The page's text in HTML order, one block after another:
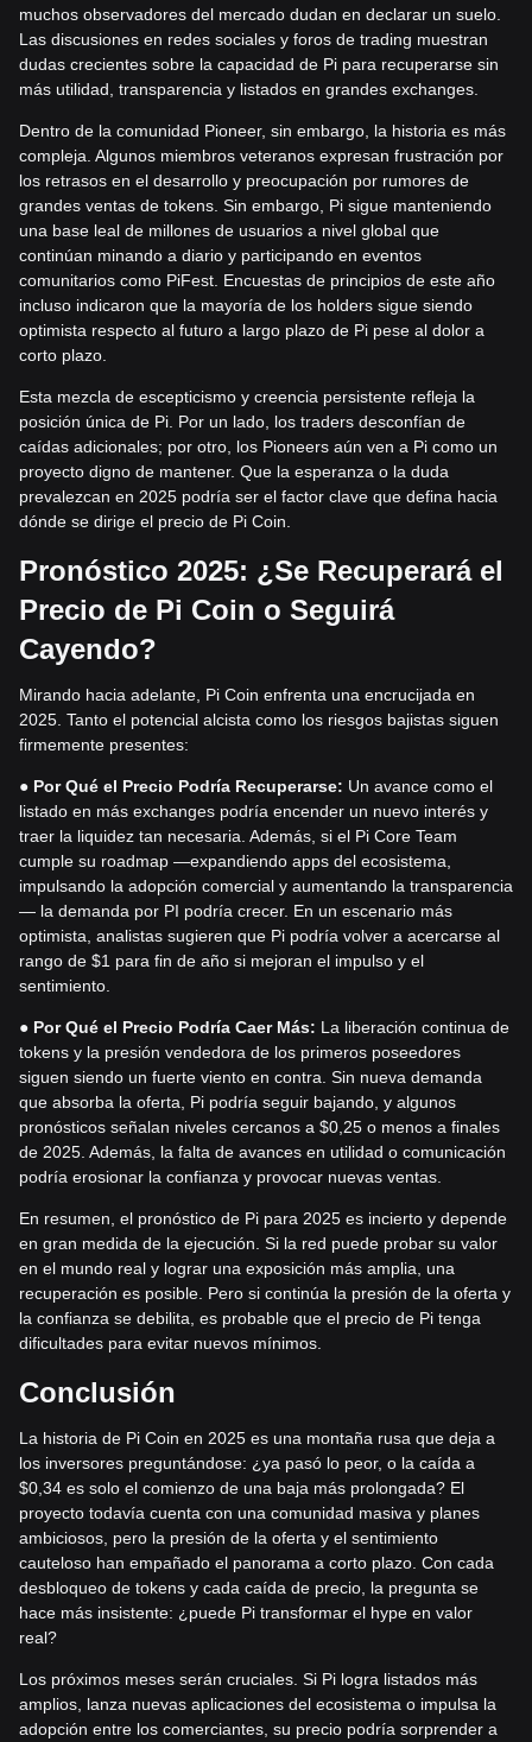
muchos observadores del mercado dudan en declarar un suelo.
Las discusiones en redes sociales y foros de trading muestran
dudas crecientes sobre la capacidad de Pi para recuperarse sin
más utilidad, transparencia y listados en grandes exchanges.
Dentro de la comunidad Pioneer, sin embargo, la historia es más
compleja. Algunos miembros veteranos expresan frustración por
los retrasos en el desarrollo y preocupación por rumores de
grandes ventas de tokens. Sin embargo, Pi sigue manteniendo
una base leal de millones de usuarios a nivel global que
continúan minando a diario y participando en eventos
comunitarios como PiFest. Encuestas de principios de este año
incluso indicaron que la mayoría de los holders sigue siendo
optimista respecto al futuro a largo plazo de Pi pese al dolor a
corto plazo.
Esta mezcla de escepticismo y creencia persistente refleja la
posición única de Pi. Por un lado, los traders desconfían de
caídas adicionales; por otro, los Pioneers aún ven a Pi como un
proyecto digno de mantener. Que la esperanza o la duda
prevalezcan en 2025 podría ser el factor clave que defina hacia
dónde se dirige el precio de Pi Coin.
Pronóstico 2025: ¿Se Recuperará el
Precio de Pi Coin o Seguirá
Cayendo?
Mirando hacia adelante, Pi Coin enfrenta una encrucijada en
2025. Tanto el potencial alcista como los riesgos bajistas siguen
firmemente presentes:
● Por Qué el Precio Podría Recuperarse: Un avance como el
listado en más exchanges podría encender un nuevo interés y
traer la liquidez tan necesaria. Además, si el Pi Core Team
cumple su roadmap —expandiendo apps del ecosistema,
impulsando la adopción comercial y aumentando la transparencia
— la demanda por PI podría crecer. En un escenario más
optimista, analistas sugieren que Pi podría volver a acercarse al
rango de $1 para fin de año si mejoran el impulso y el
sentimiento.
● Por Qué el Precio Podría Caer Más: La liberación continua de
tokens y la presión vendedora de los primeros poseedores
siguen siendo un fuerte viento en contra. Sin nueva demanda
que absorba la oferta, Pi podría seguir bajando, y algunos
pronósticos señalan niveles cercanos a $0,25 o menos a finales
de 2025. Además, la falta de avances en utilidad o comunicación
podría erosionar la confianza y provocar nuevas ventas.
En resumen, el pronóstico de Pi para 2025 es incierto y depende
en gran medida de la ejecución. Si la red puede probar su valor
en el mundo real y lograr una exposición más amplia, una
recuperación es posible. Pero si continúa la presión de la oferta y
la confianza se debilita, es probable que el precio de Pi tenga
dificultades para evitar nuevos mínimos.
Conclusión
La historia de Pi Coin en 2025 es una montaña rusa que deja a
los inversores preguntándose: ¿ya pasó lo peor, o la caída a
$0,34 es solo el comienzo de una baja más prolongada? El
proyecto todavía cuenta con una comunidad masiva y planes
ambiciosos, pero la presión de la oferta y el sentimiento
cauteloso han empañado el panorama a corto plazo. Con cada
desbloqueo de tokens y cada caída de precio, la pregunta se
hace más insistente: ¿puede Pi transformar el hype en valor
real?
Los próximos meses serán cruciales. Si Pi logra listados más
amplios, lanza nuevas aplicaciones del ecosistema o impulsa la
adopción entre los comerciantes, su precio podría sorprender a